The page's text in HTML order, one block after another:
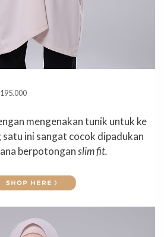
mengenakan tunik untuk ke
ini sangat cocok dipadukan
berpotonganslim fit.